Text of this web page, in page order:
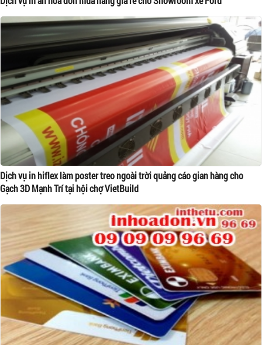
Dịch vụ in hiflex làm poster treo ngoài trời quảng cáo gian hàng cho
Gạch 3D Mạnh Trí tại hội chợ VietBuild